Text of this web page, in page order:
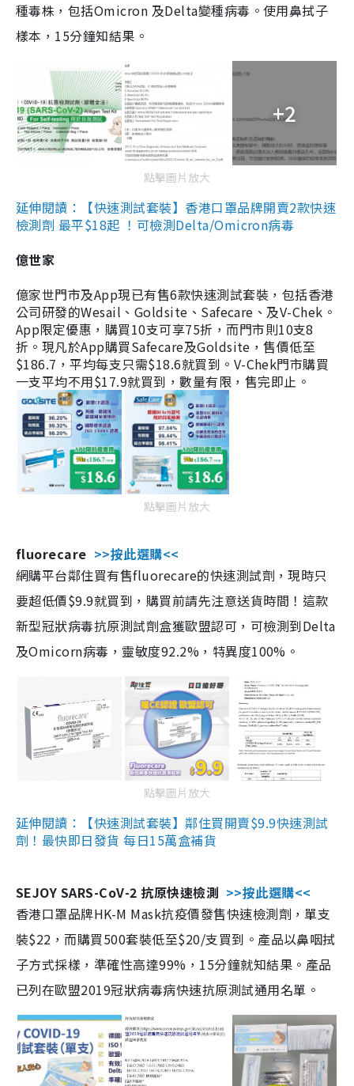
種毒株，包括Omicron 及Delta變種病毒。使用鼻拭子
樣本，15分鐘知結果。
+2
點擊圖片放大
延伸閱讀：【快速測試套裝】香港口罩品牌開賣2款快速
檢測劑 最平$18起 ！可檢測Delta/Omicron病毒
億世家
億家世門市及App現已有售6款快速測試套裝，包括香港
公司研發的Wesail、Goldsite、Safecare、及V-Chek。
App限定優惠，購買10支可享75折，而門市則10支8
折。現凡於App購買Safecare及Goldsite，售價低至
$186.7，平均每支只需$18.6就買到。V-Chek門市購買
一支平均不用$17.9就買到，數量有限，售完即止。
點擊圖片放大
fluorecare >>按此選購<<
網購平台鄰住買有售fluorecare的快速測試劑，現時只
要超低價$9.9就買到，購買前請先注意送貨時間！這款
新型冠狀病毒抗原測試劑盒獲歐盟認可，可檢測到Delta
及Omicorn病毒，靈敏度92.2%，特異度100%。
點擊圖片放大
延伸閱讀：【快速測試套裝】鄰住買開賣$9.9快速測試
劑！最快即日發貨 每日15萬盒補貨
SEJOY SARS-CoV-2 抗原快速檢測 >>按此選購<<
香港口罩品牌HK-M Mask抗疫價發售快速檢測劑，單支
裝$22，而購買500套裝低至$20/支買到。產品以鼻咽拭
子方式採樣，準確性高達99%，15分鐘就知結果。產品
已列在歐盟2019冠狀病毒病快速抗原測試通用名單。